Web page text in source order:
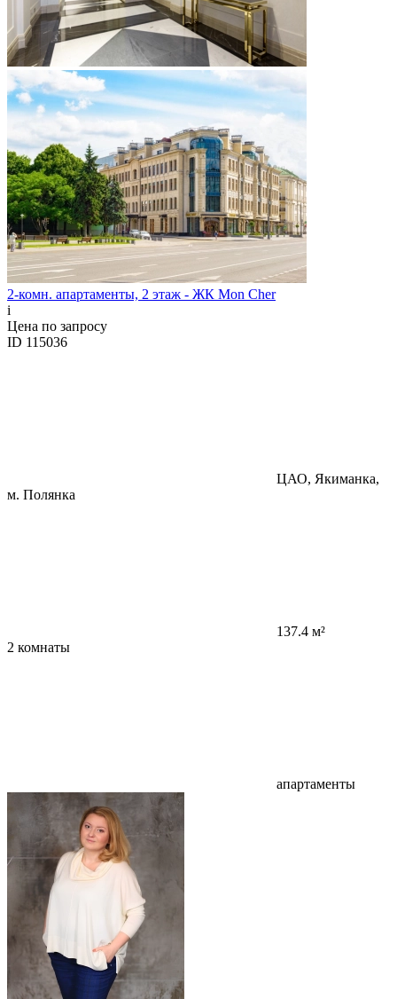
2-комн. апартаменты, 2 этаж - ЖК Mon Cher
i
Цена по запросу
ID 115036
ЦАО, Якиманка,
м. Полянка
137.4 м²
2 комнаты
апартаменты